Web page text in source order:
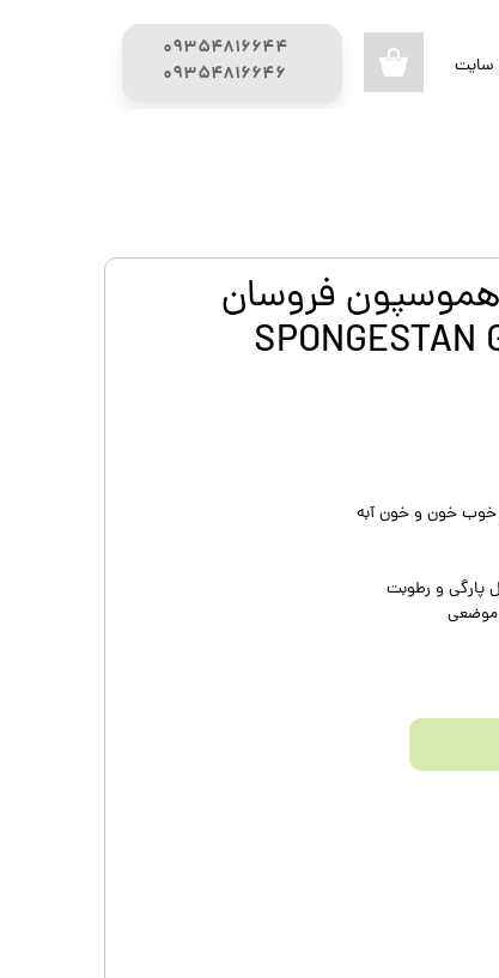
۰۹۳۵۴۸۱۶۶۴۴
​​​​​​​۰۹۳۵۴۸۱۶۶۴۶
سایت
فروسان
خوب خون و خون آبه
پارگی و رطوبت
موضعی